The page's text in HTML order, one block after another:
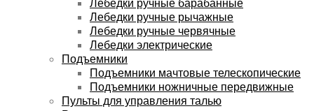
Лебедки ручные рычажные
Лебедки ручные червячные
Лебедки электрические
Подъемники
Подъемники мачтовые телескопические
Подъемники ножничные передвижные
Пульты для управления талью